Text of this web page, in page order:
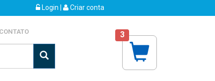
Login Criar conta
CONTATO 3